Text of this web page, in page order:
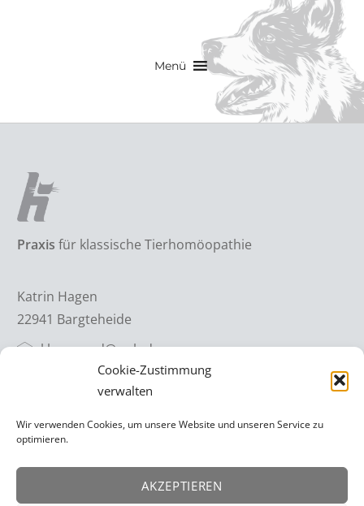
Cookie-Zustimmung
verwalten
Wir verwenden Cookies, um unsere Website und unseren Service zu
optimieren.
AKZEPTIEREN
Menü
Praxis für klassische Tierhomöopathie
Katrin Hagen
22941 Bargteheide
khagen.od@web.de
0179 / 393 13 16